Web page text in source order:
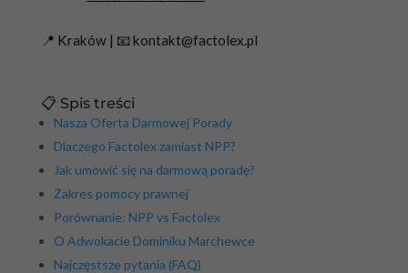
📍 Kraków | 📧 kontakt@factolex.pl
📋 Spis treści
Nasza Oferta Darmowej Porady
Dlaczego Factolex zamiast NPP?
Jak umówić się na darmową poradę?
Zakres pomocy prawnej
Porównanie: NPP vs Factolex
O Adwokacie Dominiku Marchewce
Najczęstsze pytania (FAQ)